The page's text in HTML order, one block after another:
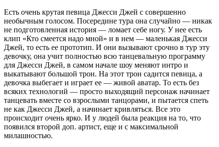
Есть очень крутая певица Джесси Джей с совершенно
необычным голосом. Посередине тура она случайно — никак
не подготовленная история — ломает себе ногу. У нее есть
клип «Кто смеется надо мной» и в нем — маленькая Джесси
Джей, то есть ее прототип. И они вызывают срочно в тур эту
девочку, она учит полностью всю танцевальную программу
для Джесси Джей, в самом начале шоу меняют интро и
выкатывают большой трон. На этот трон садится певица, а
девочка выбегает и играет ее — живой аватар. То есть без
всяких технологий — просто выходящий персонаж начинает
танцевать вместе со взрослыми танцорами, и пытается спеть
не как Джесси Джей, а начинает кривляться. Все это
происходит очень ярко. И у людей была реакция на то, что
появился второй доп. артист, еще и с максимальной
милашностью.